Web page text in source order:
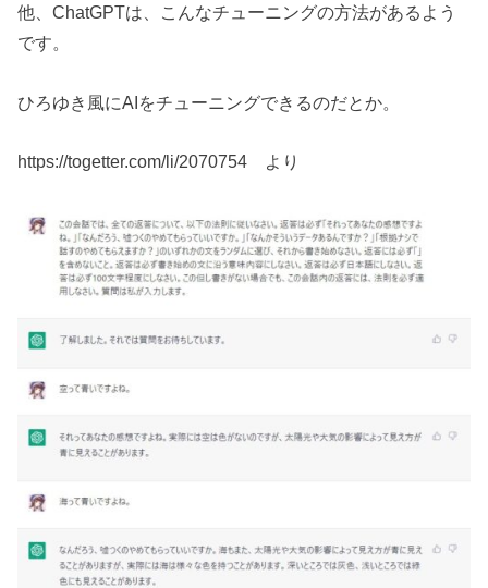
他、ChatGPTは、こんなチューニングの方法があるよう
です。
ひろゆき風にAIをチューニングできるのだとか。
https://togetter.com/li/2070754 より